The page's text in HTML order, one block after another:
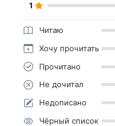
1
Читаю
Хочу прочитать
Прочитано
Не дочитал
Недописано
Чёрный список